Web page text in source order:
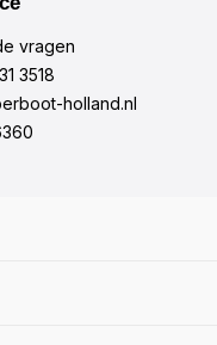
vragen
3518
holland.nl